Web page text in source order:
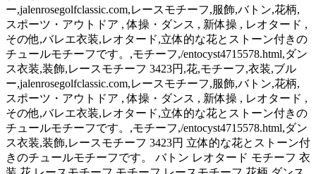
ー,jalenrosegolfclassic.com,レースモチーフ,服飾,バトン,花柄,
スポーツ・アウトドア , 体操・ダンス , 新体操 , レオタード ,
その他,バレエ衣装,レオタード,立体的な花とストーン付きの
チュールモチーフです。,モチーフ,/entocyst4715578.html,ダン
ス衣装,装飾,レースモチーフ 3423円,花,モチーフ,衣装,ブル
ー,jalenrosegolfclassic.com,レースモチーフ,服飾,バトン,花柄,
スポーツ・アウトドア , 体操・ダンス , 新体操 , レオタード ,
その他,バレエ衣装,レオタード,立体的な花とストーン付きの
チュールモチーフです。,モチーフ,/entocyst4715578.html,ダン
ス衣装,装飾,レースモチーフ 3423円 立体的な花とストーン付
きのチュールモチーフです。 バトン レオタード モチーフ 衣